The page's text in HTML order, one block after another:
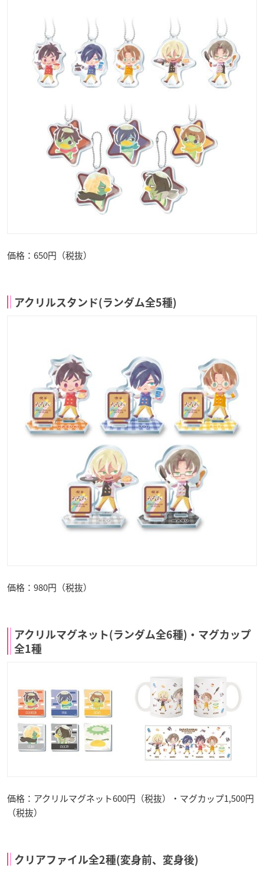
価格：650円（税抜）
アクリルスタンド(ランダム全5種)
価格：980円（税抜）
アクリルマグネット(ランダム全6種)・マグカップ
全1種
価格：アクリルマグネット600円（税抜）・マグカップ1,500円
（税抜）
クリアファイル全2種(変身前、変身後)